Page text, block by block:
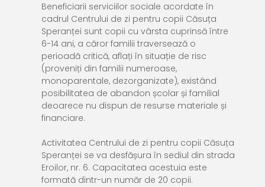
Beneficiarii serviciilor sociale acordate în
cadrul Centrului de zi pentru copii Căsuța
Speranței sunt copii cu vârsta cuprinsă între
6-14 ani, a căror familii traversează o
perioadă critică, aflați în situație de risc
(proveniți din familii numeroase,
monoparentale, dezorganizate), existând
posibilitatea de abandon școlar și familial
deoarece nu dispun de resurse materiale și
financiare.
Activitatea Centrului de zi pentru copii Căsuța
Speranței se va desfășura în sediul din strada
Eroilor, nr. 6. Capacitatea acestuia este
formată dintr-un număr de 20 copii.